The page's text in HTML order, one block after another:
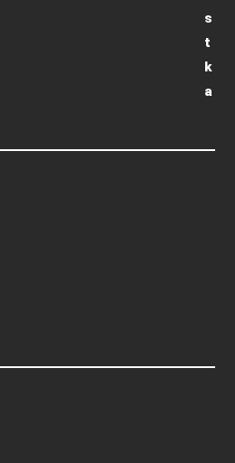
s
t
k
a